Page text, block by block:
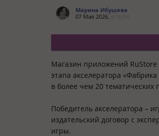
Марина Ибушева
07 Мая 2026,
Магазин приложений RuStore
этапа акселератора
в более чем 20 тематических
Победитель акселератора –
издательский договор с
игры.